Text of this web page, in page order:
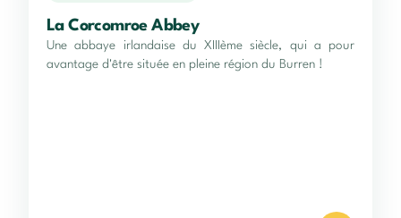
La Corcomroe Abbey
Une abbaye irlandaise du XIIIème siècle, qui a pour
avantage d'être située en pleine région du Burren !